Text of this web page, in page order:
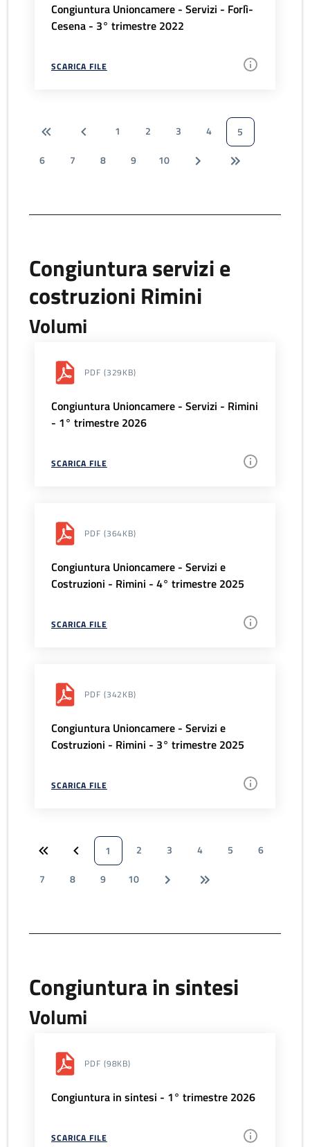
Congiuntura Unioncamere - Servizi - Forlì-
Cesena - 3° trimestre 2022
SCARICA FILE
1 2 3 4
5
6
7 8 9 10
Congiuntura servizi e
costruzioni Rimini
Volumi
PDF (329KB)
Congiuntura Unioncamere - Servizi - Rimini
- 1° trimestre 2026
SCARICA FILE
PDF (364KB)
Congiuntura Unioncamere - Servizi e
Costruzioni - Rimini - 4° trimestre 2025
SCARICA FILE
PDF (342KB)
Congiuntura Unioncamere - Servizi e
Costruzioni - Rimini - 3° trimestre 2025
SCARICA FILE
1 2 3 4 5
6
7
8 9 10
Congiuntura in sintesi
Volumi
PDF (98KB)
Congiuntura in sintesi - 1° trimestre 2026
SCARICA FILE